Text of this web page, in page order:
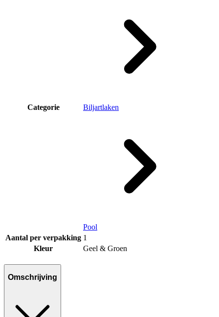
Categorie Biljartlaken
Pool
Aantal per verpakking 1
Kleur
Geel & Groen
Omschrijving